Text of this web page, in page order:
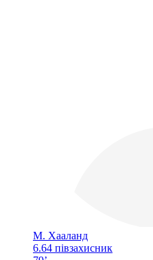
М. Хааланд
6.64 півзахисник